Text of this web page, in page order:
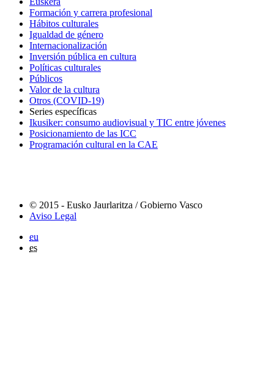
Formación y carrera profesional
Hábitos culturales
Igualdad de género
Internacionalización
Inversión pública en cultura
Políticas culturales
Públicos
Valor de la cultura
Otros (COVID-19)
Series específicas
Ikusiker: consumo audiovisual y TIC entre jóvenes
Posicionamiento de las ICC
Programación cultural en la CAE
© 2015 - Eusko Jaurlaritza / Gobierno Vasco
Aviso Legal
eu
es